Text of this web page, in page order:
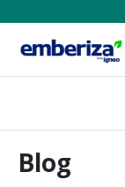
Blog